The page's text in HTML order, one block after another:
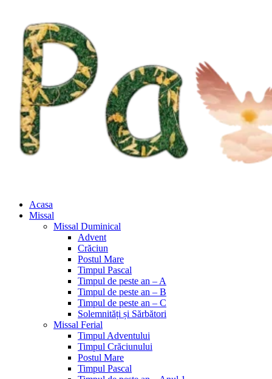
Acasa
Missal
Missal Duminical
Advent
Crăciun
Postul Mare
Timpul Pascal
Timpul de peste an – A
Timpul de peste an – B
Timpul de peste an – C
Solemnități și Sărbători
Missal Ferial
Timpul Adventului
Timpul Crăciunului
Postul Mare
Timpul Pascal